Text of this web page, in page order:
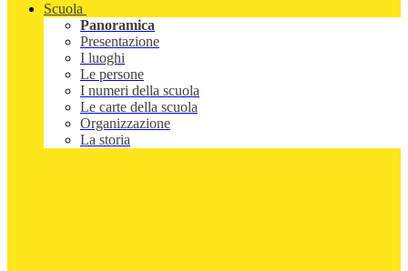
Scuola
Panoramica
Presentazione
I luoghi
Le persone
I numeri della scuola
Le carte della scuola
Organizzazione
La storia